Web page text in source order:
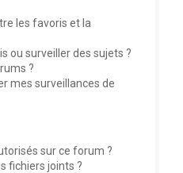
les favoris et la
ou surveiller des sujets ?
?
mes surveillances de
sur ce forum ?
fichiers joints ?